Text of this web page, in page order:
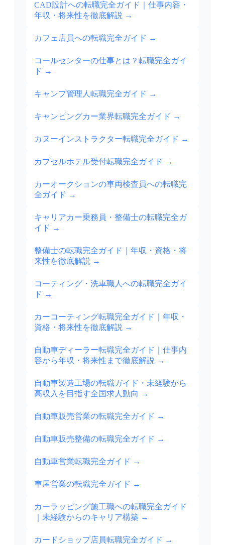
CAD設計への転職完全ガイド｜仕事内容・
年収・将来性を徹底解説 →
カフェ店員への転職完全ガイド →
コールセンターの仕事とは？転職完全ガイ
ド →
キャンプ管理人転職完全ガイド →
キャンピングカー業界転職完全ガイド →
カヌーインストラクター転職完全ガイド →
カプセルホテル受付転職完全ガイド →
カーオークションの車両検査員への転職完
全ガイド →
キャリアカー乗務員・整備士の転職完全ガ
イド →
整備士の転職完全ガイド｜年収・資格・将
来性を徹底解説 →
コーティング・洗車職人への転職完全ガイ
ド →
カーコーティング転職完全ガイド｜年収・
資格・将来性を徹底解説 →
自動車ディーラー転職完全ガイド｜仕事内
容から年収・将来性まで徹底解説 →
自動車製造工場の転職ガイド・未経験から
高収入を目指す全国求人動向 →
自動車販売営業の転職完全ガイド →
自動車販売整備の転職完全ガイド →
自動車営業転職完全ガイド →
車屋営業の転職完全ガイド →
カーラッピング施工職への転職完全ガイド
｜未経験からのキャリア構築 →
カードショップ店員転職完全ガイド →